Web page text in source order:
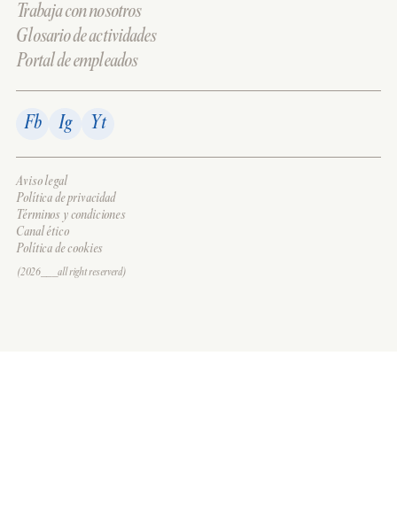
Trabaja con nosotros
Glosario de actividades
Portal de empleados
Fb Ig Yt
Aviso legal
Política de privacidad
Términos y condiciones
Canal ético
Política de cookies
(2026___all right reserverd)